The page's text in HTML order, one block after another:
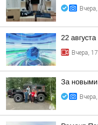
22
Вчера,
За новыми